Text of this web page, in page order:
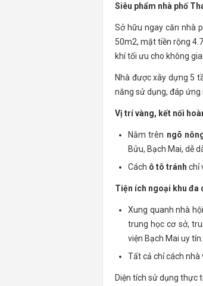
Siêu phẩm nhà phố
Sở hữu ngay căn nhà
50m2, mặt tiền rộng
khí tối ưu cho không
Nhà được xây dựng 5
năng sử dụng, đáp
Vị trí vàng, kết nối
Nằm trên ngõ
Bửu, Bạch Mai, dễ
Cách ô tô tránh chỉ
Tiện ích ngoại khu đa
Xung quanh nhà
trung học cơ sở,
viện Bạch Mai uy tín.
Tất cả chỉ cách nhà
Diện tích sử dụng thực